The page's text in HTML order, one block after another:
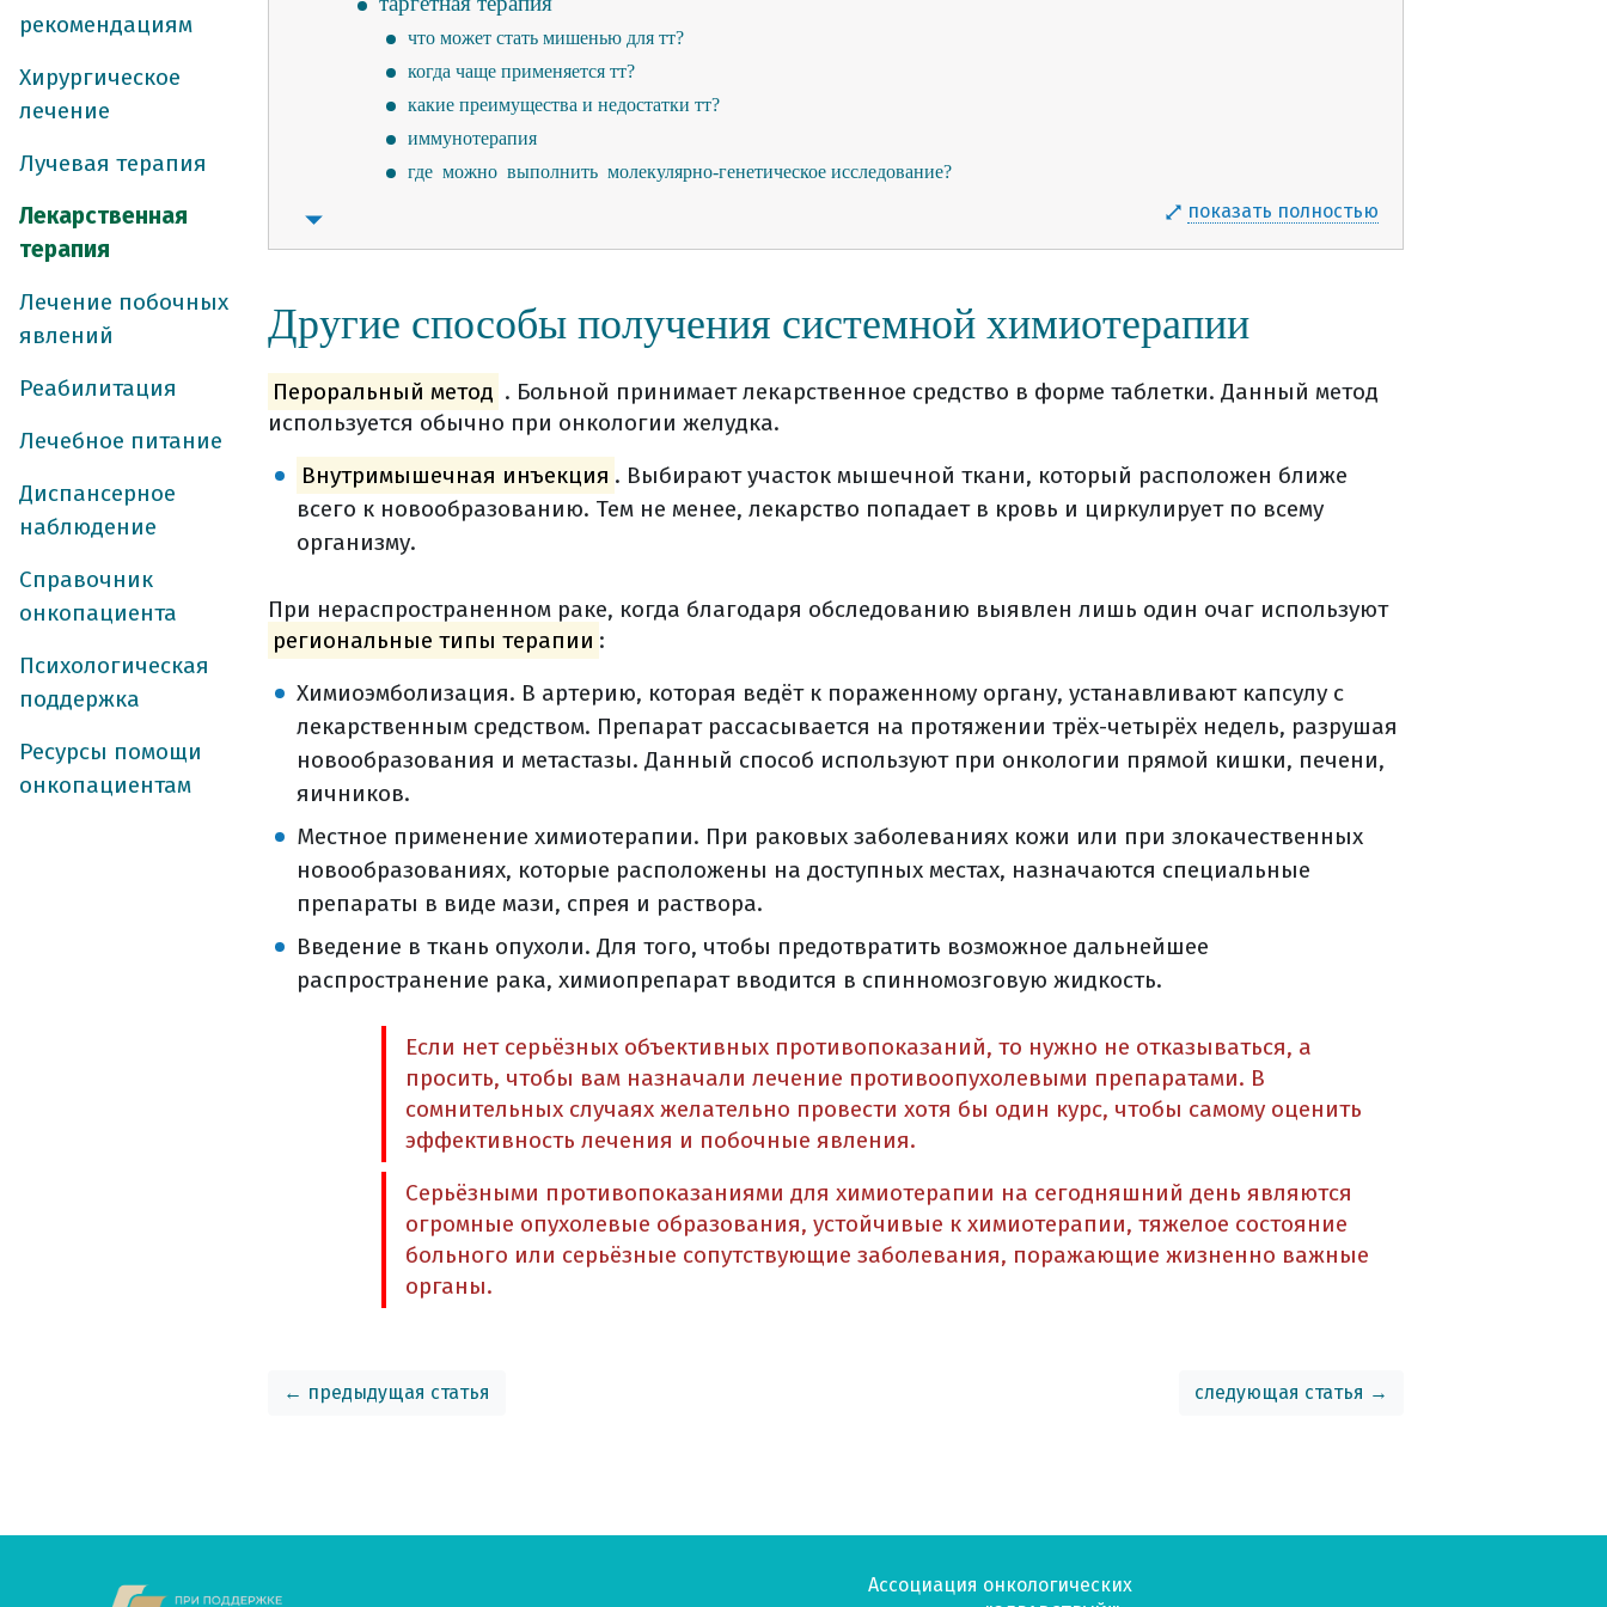
рекомендациям
Хирургическое
лечение
Лучевая терапия
Лекарственная
терапия
Лечение побочных
явлений
Реабилитация
Лечебное питание
Диспансерное
наблюдение
Справочник
онкопациента
Психологическая
поддержка
Ресурсы помощи
онкопациентам
что может стать мишенью для тт?
когда чаще применяется тт?
какие преимущества и недостатки тт?
иммунотерапия
где можно выполнить молекулярно-генетическое исследование?
как оценить эффективность лекарственного лечения?
гормонотерапия
вопросы которые нужно задать химиотерапевту
реабилитация во время и после лучевой терапии (видео)
уход и реабилитация (общая информация)
реабилитация на фоне химиотерапии (видео)
психологическая реабилитация
диспансерное наблюдение
диспансерное наблюдение (общая информация)
список использованной литературы
показать полностью
Другие способы получения системной химиотерапии
Пероральный метод . Больной принимает лекарственное средство в форме таблетки. Данный метод
используется обычно при онкологии желудка.
Внутримышечная инъекция . Выбирают участок мышечной ткани, который расположен ближе
всего к новообразованию. Тем не менее, лекарство попадает в кровь и циркулирует по всему
организму.
При нераспространенном раке, когда благодаря обследованию выявлен лишь один очаг используют
региональные типы терапии :
Химиоэмболизация. В артерию, которая ведёт к пораженному органу, устанавливают капсулу с
лекарственным средством. Препарат рассасывается на протяжении трёх-четырёх недель, разрушая
новообразования и метастазы. Данный способ используют при онкологии прямой кишки, печени,
яичников.
Местное применение химиотерапии. При раковых заболеваниях кожи или при злокачественных
новообразованиях, которые расположены на доступных местах, назначаются специальные
препараты в виде мази, спрея и раствора.
Введение в ткань опухоли. Для того, чтобы предотвратить возможное дальнейшее
распространение рака, химиопрепарат вводится в спинномозговую жидкость.
Если нет серьёзных объективных противопоказаний, то нужно не отказываться, а
просить, чтобы вам назначали лечение противоопухолевыми препаратами. В
сомнительных случаях желательно провести хотя бы один курс, чтобы самому оценить
эффективность лечения и побочные явления.
Серьёзными противопоказаниями для химиотерапии на сегодняшний день являются
огромные опухолевые образования, устойчивые к химиотерапии, тяжелое состояние
больного или серьёзные сопутствующие заболевания, поражающие жизненно важные
органы.
← предыдущая статья следующая статья →
Ассоциация онкологических